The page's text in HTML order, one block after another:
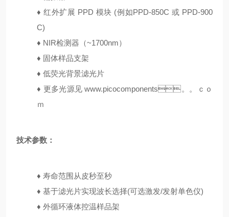
♦红外扩展 PPD 模块 (例如PPD-850C 或 PPD-900
C)
♦ NIR检测器（~1700nm）
♦ 固体样品支架
♦ 低荧光背景滤光片
♦ 更多光源见 www.picocomponents。。ｃｏ
ｍ
技术参数：
♦ 寿命范围从皮秒至秒
♦ 基于滤光片实现波长选择(可选激发/发射单色仪)
♦ 外循环液体控温样品架